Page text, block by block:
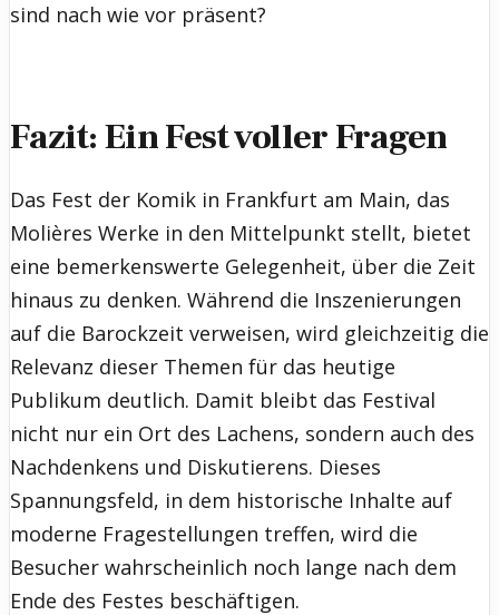
sind nach wie vor präsent?
Fazit: Ein Fest voller Fragen
Das Fest der Komik in Frankfurt am Main, das
Molières Werke in den Mittelpunkt stellt, bietet
eine bemerkenswerte Gelegenheit, über die Zeit
hinaus zu denken. Während die Inszenierungen
auf die Barockzeit verweisen, wird gleichzeitig die
Relevanz dieser Themen für das heutige
Publikum deutlich. Damit bleibt das Festival
nicht nur ein Ort des Lachens, sondern auch des
Nachdenkens und Diskutierens. Dieses
Spannungsfeld, in dem historische Inhalte auf
moderne Fragestellungen treffen, wird die
Besucher wahrscheinlich noch lange nach dem
Ende des Festes beschäftigen.